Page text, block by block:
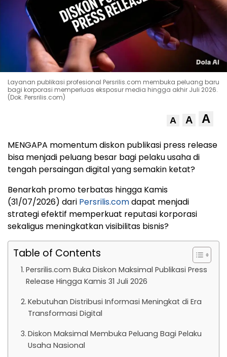
Layanan publikasi profesional Persrilis.com membuka peluang baru
bagi korporasi memperluas eksposur media hingga akhir Juli 2026.
(Dok. Persrilis.com)
A A A
MENGAPA momentum diskon publikasi press release
bisa menjadi peluang besar bagi pelaku usaha di
tengah persaingan digital yang semakin ketat?
Benarkah promo terbatas hingga Kamis
(31/07/2026) dari Persrilis.comdapat menjadi
strategi efektif memperkuat reputasi korporasi
sekaligus meningkatkan visibilitas bisnis?
Table of Contents
Persrilis.com Buka Diskon Maksimal Publikasi Press
Release Hingga Kamis 31 Juli 2026
Kebutuhan Distribusi Informasi Meningkat di Era
Transformasi Digital
Diskon Maksimal Membuka Peluang Bagi Pelaku
Usaha Nasional